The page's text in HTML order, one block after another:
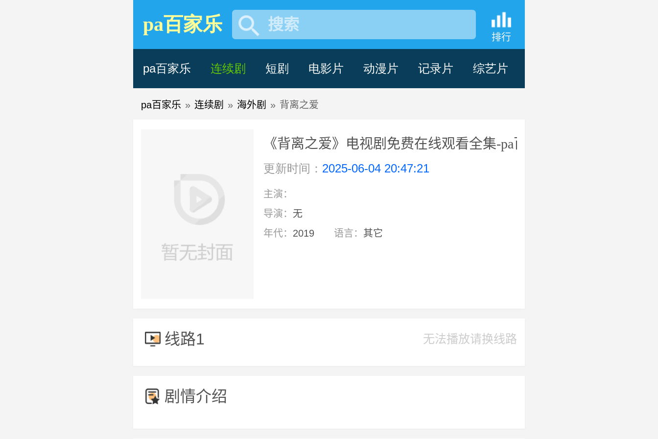
pa百家乐 搜索
排行
pa百家乐 连续剧 短剧 电影片 动漫片 记录片 综艺片
pa百家乐 » 连续剧 » 海外剧 » 背离之爱
《背离之爱》电视剧免费在线观看全集-pa百家乐
更新时间： 2025-06-04 20:47:21
主演：
导演： 无
年代： 2019 语言： 其它
线路1 无法播放请换线路
剧情介绍